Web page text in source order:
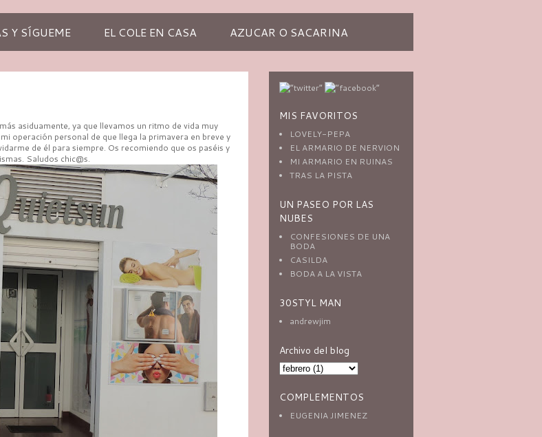
Y SÍGUEME EL COLE EN CASA AZUCAR O SACARINA
asiduamente, ya que llevamos un ritmo de vida muy
operación personal de que llega la primavera en breve y
de él para siempre. Os recomiendo que os paséis y
Saludos chic@s.
MIS FAVORITOS
LOVELY-PEPA
EL ARMARIO DE NERVION
MI ARMARIO EN RUINAS
TRAS LA PISTA
UN PASEO POR LAS
NUBES
CONFESIONES DE UNA
BODA
CASILDA
BODA A LA VISTA
30STYL MAN
andrewjim
Archivo del blog
COMPLEMENTOS
EUGENIA JIMENEZ